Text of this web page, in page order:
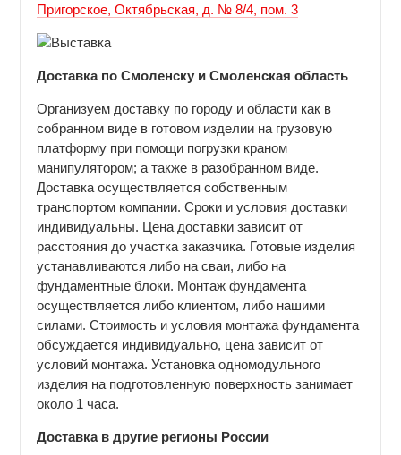
Пригорское, Октябрьская, д. № 8/4, пом. 3
Доставка по Смоленску и Смоленская область
Организуем доставку по городу и области как в
собранном виде в готовом изделии на грузовую
платформу при помощи погрузки краном
манипулятором; а также в разобранном виде.
Доставка осуществляется собственным
транспортом компании. Сроки и условия доставки
индивидуальны. Цена доставки зависит от
расстояния до участка заказчика. Готовые изделия
устанавливаются либо на сваи, либо на
фундаментные блоки. Монтаж фундамента
осуществляется либо клиентом, либо нашими
силами. Стоимость и условия монтажа фундамента
обсуждается индивидуально, цена зависит от
условий монтажа. Установка одномодульного
изделия на подготовленную поверхность занимает
около 1 часа.
Доставка в другие регионы России